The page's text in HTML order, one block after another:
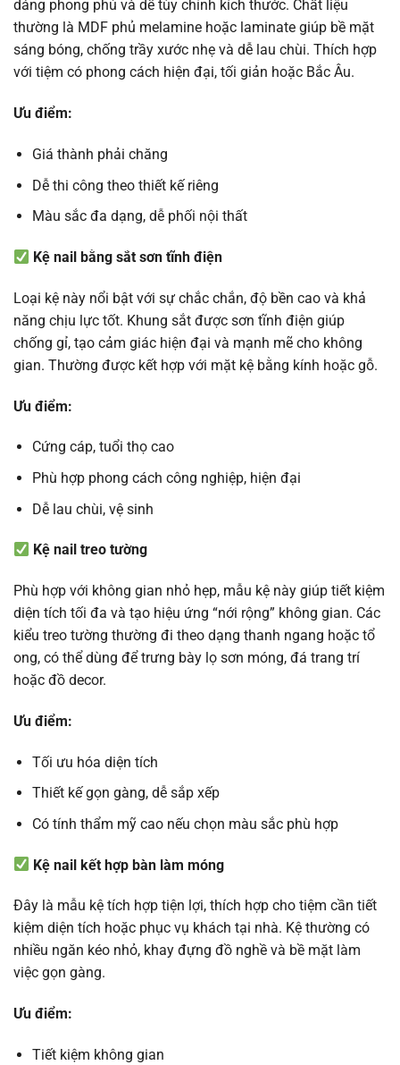
dáng phong phú và dễ tùy chỉnh kích thước. Chất liệu
thường là MDF phủ melamine hoặc laminate giúp bề mặt
sáng bóng, chống trầy xước nhẹ và dễ lau chùi. Thích hợp
với tiệm có phong cách hiện đại, tối giản hoặc Bắc Âu.
Ưu điểm:
Giá thành phải chăng
Dễ thi công theo thiết kế riêng
Màu sắc đa dạng, dễ phối nội thất
Kệ nail bằng sắt sơn tĩnh điện
Loại kệ này nổi bật với sự chắc chắn, độ bền cao và khả
năng chịu lực tốt. Khung sắt được sơn tĩnh điện giúp
chống gỉ, tạo cảm giác hiện đại và mạnh mẽ cho không
gian. Thường được kết hợp với mặt kệ bằng kính hoặc gỗ.
Ưu điểm:
Cứng cáp, tuổi thọ cao
Phù hợp phong cách công nghiệp, hiện đại
Dễ lau chùi, vệ sinh
Kệ nail treo tường
Phù hợp với không gian nhỏ hẹp, mẫu kệ này giúp tiết kiệm
diện tích tối đa và tạo hiệu ứng “nới rộng” không gian. Các
kiểu treo tường thường đi theo dạng thanh ngang hoặc tổ
ong, có thể dùng để trưng bày lọ sơn móng, đá trang trí
hoặc đồ decor.
Ưu điểm:
Tối ưu hóa diện tích
Thiết kế gọn gàng, dễ sắp xếp
Có tính thẩm mỹ cao nếu chọn màu sắc phù hợp
Kệ nail kết hợp bàn làm móng
Đây là mẫu kệ tích hợp tiện lợi, thích hợp cho tiệm cần tiết
kiệm diện tích hoặc phục vụ khách tại nhà. Kệ thường có
nhiều ngăn kéo nhỏ, khay đựng đồ nghề và bề mặt làm
việc gọn gàng.
Ưu điểm:
Tiết kiệm không gian